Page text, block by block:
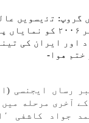
گروپ: ﺗﺋيسویں
مقابله ۳ اكتوبر ۲۰۰۶
اور ايران كی
ختم هوا-
رساں ايجنسی
آخری مرحله